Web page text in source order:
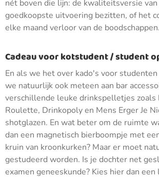
nét boven die lijn: de kwaliteitsversie
goedkoopste uitvoering bezitten, of het
elke maand verloor van de boodschappen.
Cadeau voor kotstudent / student
En als we het over kado's voor
we natuurlijk ook meteen aan bar
verschillende leuke drinkspelletjes zoals
Roulette, Drinkopoly en Mens Erger Je
shotglazen. En wat beter om de ruimte
dan een magnetisch bierboompje met
kruin van kroonkurken? Maar er moet
gestudeerd worden. Is je dochter net
examen geneeskunde? Kies hier dan